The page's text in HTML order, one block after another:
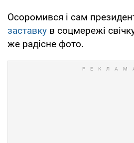
Осоромився і сам
заставку в соцмережі
же радісне фото.